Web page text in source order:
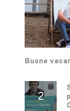
Buone